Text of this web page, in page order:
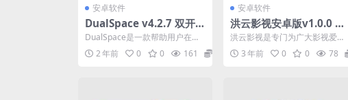
安卓软件
DualSpace v4.2.7 双开
空间，轻松使用多个社交
网络帐户，解锁专业版
DualSpace是一款帮助用户在同
一台Android设备上轻松使用多
个社交网络...
2 年前 0 0 161
安卓软件
洪云影视安卓版v1.0.0 免
费观看各种高清高画质影
视
洪云影视是专门为广大影视爱好
者打造的观影神器。 您可以在这
里搜索或找到您想观看的...
3 年前 0 0 78